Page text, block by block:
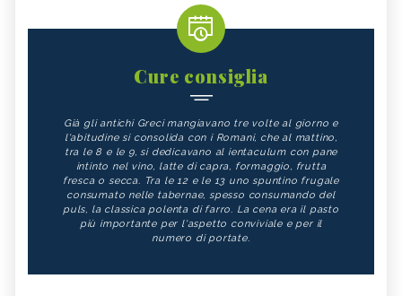
Cure consiglia
Già gli antichi Greci mangiavano tre volte al giorno e
l'abitudine si consolida con i Romani, che al mattino,
tra le 8 e le 9, si dedicavano al ientaculum con pane
intinto nel vino, latte di capra, formaggio, frutta
fresca o secca. Tra le 12 e le 13 uno spuntino frugale
consumato nelle tabernae, spesso consumando del
puls, la classica polenta di farro. La cena era il pasto
più importante per l'aspetto conviviale e per il
numero di portate.